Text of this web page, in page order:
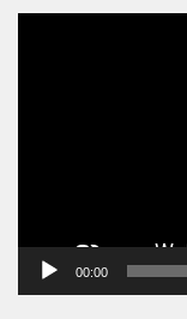
00:00